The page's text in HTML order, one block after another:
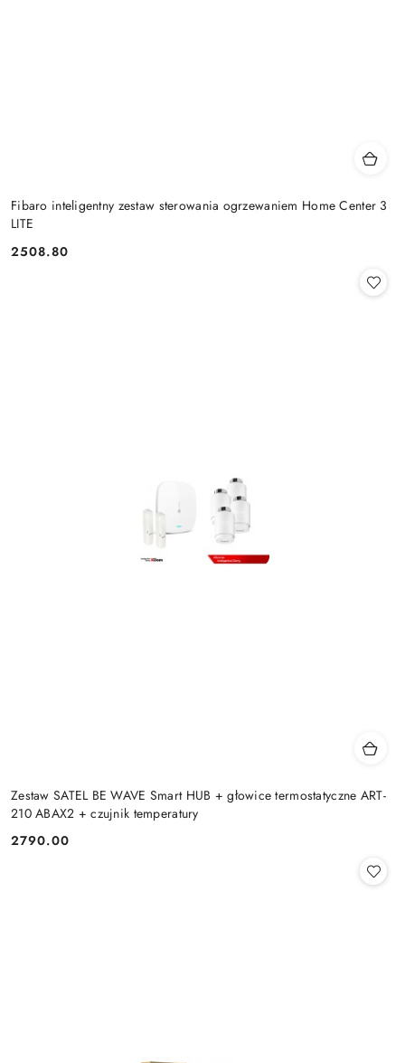
Fibaro inteligentny zestaw sterowania ogrzewaniem Home Center 3
LITE
Cena:
2508.80
Zestaw SATEL BE WAVE Smart HUB + głowice termostatyczne ART-
210 ABAX2 + czujnik temperatury
Cena:
2790.00